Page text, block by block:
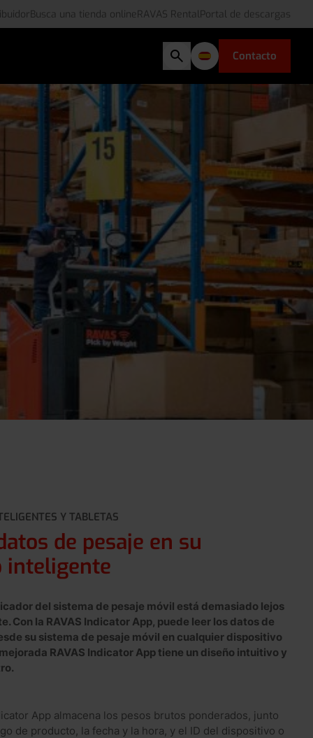
Busca una tienda onlineRAVAS RentalPortal de descargas
Contacto
Y TABLETAS
de pesaje en su
inteligente
del sistema de pesaje móvil está demasiado lejos
Con la RAVAS Indicator App, puede leer los datos de
su sistema de pesaje móvil en cualquier dispositivo
RAVAS Indicator App tiene un diseño intuitivo y
App almacena los pesos brutos ponderados, junto
de producto, la fecha y la hora, y el ID del dispositivo o